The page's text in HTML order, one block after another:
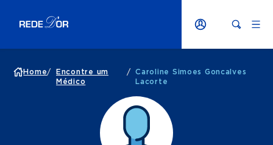
Home/
Encontre um
Médico
/
Caroline Simoes Goncalves
Lacorte